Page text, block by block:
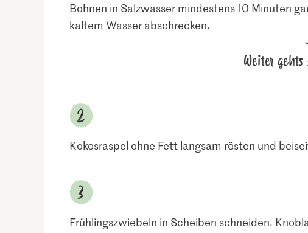
Bohnen in Salzwasser mindestens 10 Minuten
kaltem Wasser abschrecken.
Weiter gehts
Kokosraspel ohne Fett langsam rösten und
Frühlingszwiebeln in Scheiben schneiden.